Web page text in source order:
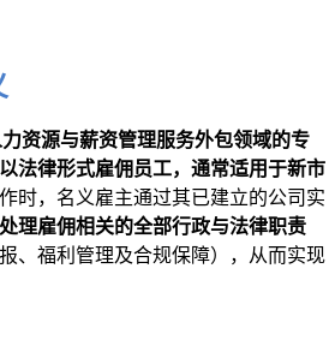
资源与薪资管理服务外包领域的专
法律形式雇佣员工，通常适用于新市
时，名义雇主通过其已建立的公司实
理雇佣相关的全部行政与法律职责
、福利管理及合规保障），从而实现